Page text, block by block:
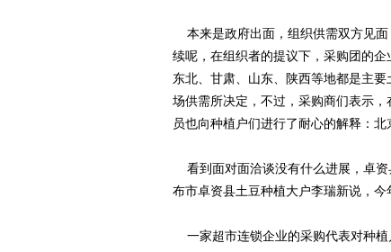
本来是政府出面，组织供需双方见面
续呢，在组织者的提议下，采购团的
东北、甘肃、山东、陕西等地都是主
场供需所决定，不过，采购商们表示
员也向种植户们进行了耐心的解释：
看到面对面洽谈没有什么进展，卓资
布市卓资县土豆种植大户李瑞新说，今
一家超市连锁企业的采购代表对种植